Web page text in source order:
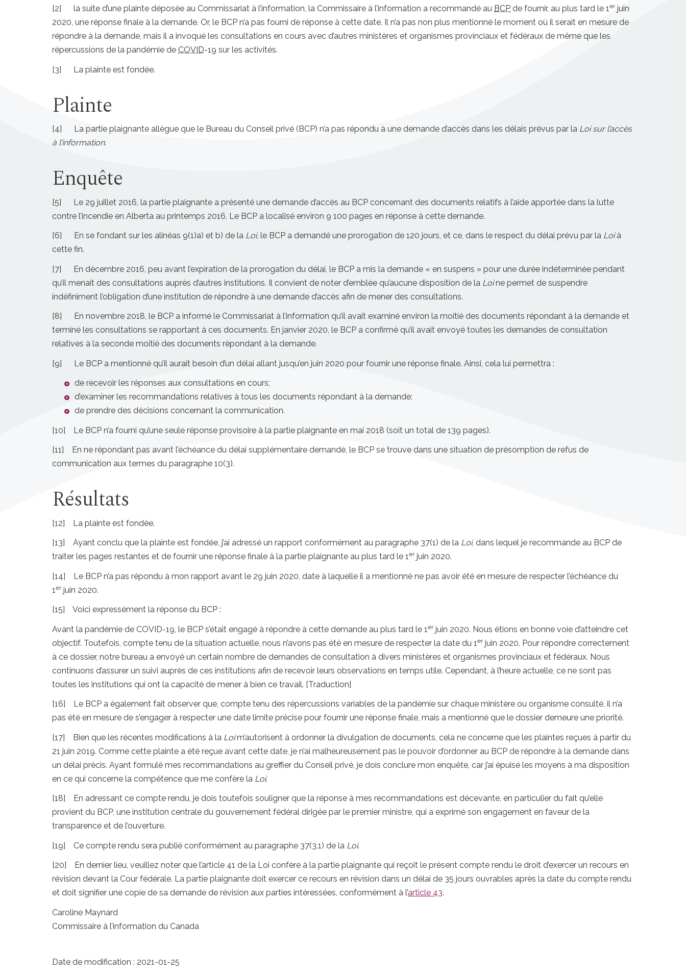
[2] la suite d’une plainte déposée au Commissariat à l’information, la Commissaire à l’information a recommandé au BCP de fournir, au plus tard le 1erjuin
2020, une réponse finale à la demande. Or, le BCP n’a pas fourni de réponse à cette date. Il n’a pas non plus mentionné le moment où il serait en mesure de
répondre à la demande, mais il a invoqué les consultations en cours avec d’autres ministères et organismes provinciaux et fédéraux de même que les
répercussions de la pandémie de COVID-19 sur les activités.
[3] La plainte est fondée.
Plainte
[4] La partie plaignante allègue que le Bureau du Conseil privé (BCP) n’a pas répondu à une demande d’accès dans les délais prévus par la Loi sur l’accès
à l’information.
Enquête
[5] Le 29 juillet 2016, la partie plaignante a présenté une demande d’accès au BCP concernant des documents relatifs à l’aide apportée dans la lutte
contre l’incendie en Alberta au printemps 2016. Le BCP a localisé environ 9 100 pages en réponse à cette demande.
[6] En se fondant sur les alinéas 9(1)a) et b) de la Loi, le BCP a demandé une prorogation de 120 jours, et ce, dans le respect du délai prévu par la Loià
cette fin.
[7] En décembre 2016, peu avant l’expiration de la prorogation du délai, le BCP a mis la demande « en suspens » pour une durée indéterminée pendant
qu’il menait des consultations auprès d’autres institutions. Il convient de noter d’emblée qu’aucune disposition de la Loine permet de suspendre
indéfiniment l’obligation d’une institution de répondre à une demande d’accès afin de mener des consultations.
[8] En novembre 2018, le BCP a informé le Commissariat à l’information qu’il avait examiné environ la moitié des documents répondant à la demande et
terminé les consultations se rapportant à ces documents. En janvier 2020, le BCP a confirmé qu’il avait envoyé toutes les demandes de consultation
relatives à la seconde moitié des documents répondant à la demande.
[9] Le BCP a mentionné qu’il aurait besoin d’un délai allant jusqu’en juin 2020 pour fournir une réponse finale. Ainsi, cela lui permettra :
de recevoir les réponses aux consultations en cours;
d’examiner les recommandations relatives à tous les documents répondant à la demande;
de prendre des décisions concernant la communication.
[10] Le BCP n’a fourni qu’une seule réponse provisoire à la partie plaignante en mai 2018 (soit un total de 139 pages).
[11] En ne répondant pas avant l’échéance du délai supplémentaire demandé, le BCP se trouve dans une situation de présomption de refus de
communication aux termes du paragraphe 10(3).
Résultats
[12] La plainte est fondée.
[13] Ayant conclu que la plainte est fondée, j’ai adressé un rapport conformément au paragraphe 37(1) de la Loi, dans lequel je recommande au BCP de
traiter les pages restantes et de fournir une réponse finale à la partie plaignante au plus tard le 1erjuin 2020.
[14] Le BCP n’a pas répondu à mon rapport avant le 29 juin 2020, date à laquelle il a mentionné ne pas avoir été en mesure de respecter l’échéance du
1 erjuin 2020.
[15] Voici expressément la réponse du BCP :
Avant la pandémie de COVID-19, le BCP s’était engagé à répondre à cette demande au plus tard le 1 erjuin 2020. Nous étions en bonne voie d’atteindre cet
objectif. Toutefois, compte tenu de la situation actuelle, nous n’avons pas été en mesure de respecter la date du 1 erjuin 2020. Pour répondre correctement
à ce dossier, notre bureau a envoyé un certain nombre de demandes de consultation à divers ministères et organismes provinciaux et fédéraux. Nous
continuons d’assurer un suivi auprès de ces institutions afin de recevoir leurs observations en temps utile. Cependant, à l’heure actuelle, ce ne sont pas
toutes les institutions qui ont la capacité de mener à bien ce travail. [Traduction]
[16] Le BCP a également fait observer que, compte tenu des répercussions variables de la pandémie sur chaque ministère ou organisme consulté, il n’a
pas été en mesure de s’engager à respecter une date limite précise pour fournir une réponse finale, mais a mentionné que le dossier demeure une priorité.
[17] Bien que les récentes modifications à la Loim’autorisent à ordonner la divulgation de documents, cela ne concerne que les plaintes reçues à partir du
21 juin 2019. Comme cette plainte a été reçue avant cette date, je n’ai malheureusement pas le pouvoir d’ordonner au BCP de répondre à la demande dans
un délai précis. Ayant formulé mes recommandations au greffier du Conseil privé, je dois conclure mon enquête, car j’ai épuisé les moyens à ma disposition
en ce qui concerne la compétence que me confère la Loi.
[18] En adressant ce compte rendu, je dois toutefois souligner que la réponse à mes recommandations est décevante, en particulier du fait qu’elle
provient du BCP, une institution centrale du gouvernement fédéral dirigée par le premier ministre, qui a exprimé son engagement en faveur de la
transparence et de l’ouverture.
[19] Ce compte rendu sera publié conformément au paragraphe 37(3.1) de la Loi.
[20] En dernier lieu, veuillez noter que l’article 41 de la Loi confère à la partie plaignante qui reçoit le présent compte rendu le droit d’exercer un recours en
révision devant la Cour fédérale. La partie plaignante doit exercer ce recours en révision dans un délai de 35 jours ouvrables après la date du compte rendu
et doit signifier une copie de sa demande de révision aux parties intéressées, conformément à l’article 43.
Caroline Maynard
Commissaire à l’information du Canada
Date de modification : 2021-01-25